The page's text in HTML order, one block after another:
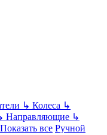
↳ Колеса ↳
Направляющие ↳
Показать все Ручной